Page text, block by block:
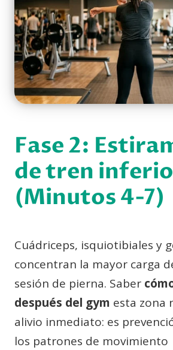
Fase 2:
de tren
(Minutos 4-7)
Cuádriceps, isquiotibiales y
concentran la mayor carga
sesión de pierna. Saber
después del gym esta zona
alivio inmediato: es
los patrones de movimiento